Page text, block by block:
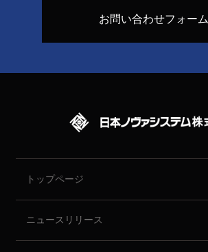
お問い合わせフォーム
トップページ
ニュースリリース